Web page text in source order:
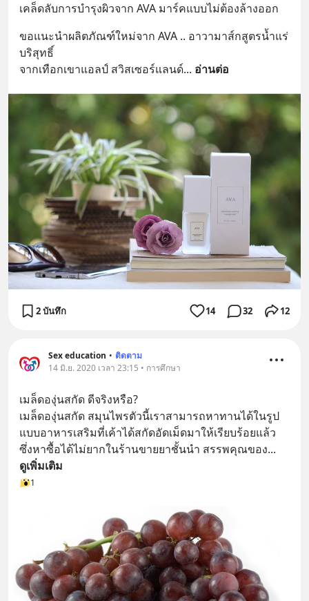
เคล็ดลับการบำรุงผิวจาก AVA มาร์คแบบไม่ต้องล้างออก
ขอแนะนำผลิตภัณฑ์ใหม่จาก AVA .. อาวามาส์กสูตรน้ำแร่
บริสุทธิ์
จากเทือกเขาแอลป์ สวิสเซอร์แลนด์... อ่านต่อ
2 บันทึก 14 32 12
Sex education • ติดตาม
14 มิ.ย. 2020 เวลา 23:15 • การศึกษา
เมล็ดองุ่นสกัด ดีจริงหรือ?
เมล็ดองุ่นสกัด สมุนไพรตัวนี้เราสามารถหาทานได้ในรูป
แบบอาหารเสริมที่เค้าได้สกัดอัดเม็ดมาให้เรียบร้อยแล้ว
ซึ่งหาซื้อได้ไม่ยากในร้านขายยาชั้นนำ สรรพคุณของ...
ดูเพิ่มเติม
1